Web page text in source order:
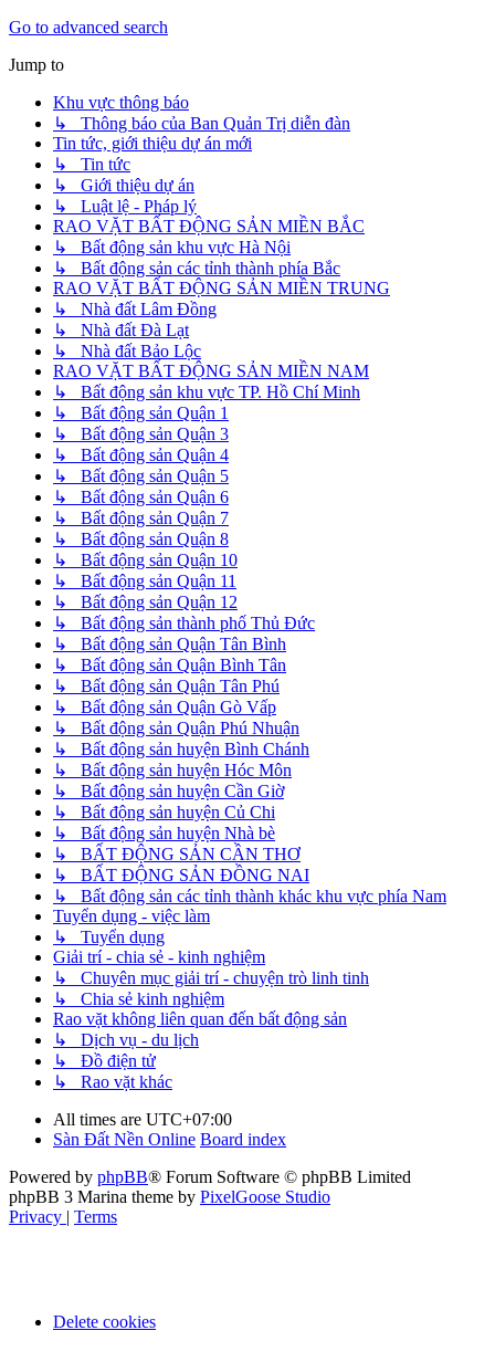
Go to advanced search
Jump to
Khu vực thông báo
↳ Thông báo của Ban Quản Trị diễn đàn
Tin tức, giới thiệu dự án mới
↳ Tin tức
↳ Giới thiệu dự án
↳ Luật lệ - Pháp lý
RAO VẶT BẤT ĐỘNG SẢN MIỀN BẮC
↳ Bất động sản khu vực Hà Nội
↳ Bất động sản các tỉnh thành phía Bắc
RAO VẶT BẤT ĐỘNG SẢN MIỀN TRUNG
↳ Nhà đất Lâm Đồng
↳ Nhà đất Đà Lạt
↳ Nhà đất Bảo Lộc
RAO VẶT BẤT ĐỘNG SẢN MIỀN NAM
↳ Bất động sản khu vực TP. Hồ Chí Minh
↳ Bất động sản Quận 1
↳ Bất động sản Quận 3
↳ Bất động sản Quận 4
↳ Bất động sản Quận 5
↳ Bất động sản Quận 6
↳ Bất động sản Quận 7
↳ Bất động sản Quận 8
↳ Bất động sản Quận 10
↳ Bất động sản Quận 11
↳ Bất động sản Quận 12
↳ Bất động sản thành phố Thủ Đức
↳ Bất động sản Quận Tân Bình
↳ Bất động sản Quận Bình Tân
↳ Bất động sản Quận Tân Phú
↳ Bất động sản Quận Gò Vấp
↳ Bất động sản Quận Phú Nhuận
↳ Bất động sản huyện Bình Chánh
↳ Bất động sản huyện Hóc Môn
↳ Bất động sản huyện Cần Giờ
↳ Bất động sản huyện Củ Chi
↳ Bất động sản huyện Nhà bè
↳ BẤT ĐỘNG SẢN CẦN THƠ
↳ BẤT ĐỘNG SẢN ĐỒNG NAI
↳ Bất động sản các tỉnh thành khác khu vực phía Nam
Tuyển dụng - việc làm
↳ Tuyển dụng
Giải trí - chia sẻ - kinh nghiệm
↳ Chuyên mục giải trí - chuyện trò linh tinh
↳ Chia sẻ kinh nghiệm
Rao vặt không liên quan đến bất động sản
↳ Dịch vụ - du lịch
↳ Đồ điện tử
↳ Rao vặt khác
All times are UTC+07:00
Sàn Đất Nền Online Board index
Powered by phpBB® Forum Software © phpBB Limited
phpBB 3 Marina theme by PixelGoose Studio
Privacy | Terms
Delete cookies